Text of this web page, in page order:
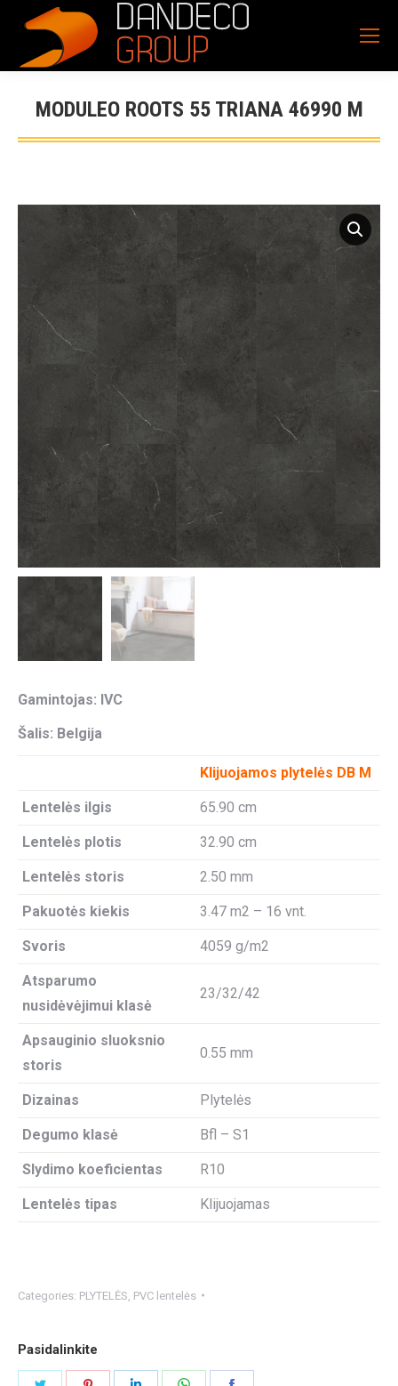
MODULEO ROOTS 55 TRIANA 46990 M
Gamintojas: IVC
Šalis: Belgija
Klijuojamos plytelės DB M
Lentelės ilgis 65.90 cm
Lentelės plotis 32.90 cm
Lentelės storis 2.50 mm
Pakuotės kiekis 3.47 m2 – 16 vnt.
Svoris 4059 g/m2
Atsparumo
nusidėvėjimui klasė
23/32/42
Apsauginio sluoksnio
storis
0.55 mm
Dizainas Plytelės
Degumo klasė Bfl – S1
Slydimo koeficientas R10
Lentelės tipas Klijuojamas
Categories: PLYTELĖS PVC lentelės
Pasidalinkite